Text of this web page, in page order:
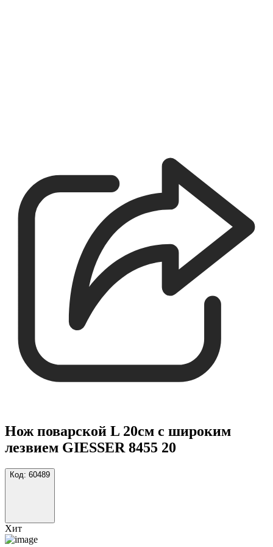
Нож поварской L 20см с широким
лезвием GIESSER 8455 20
Код: 60489
Хит